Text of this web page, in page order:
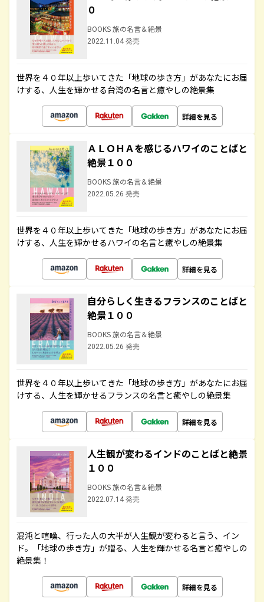
０
BOOKS 旅の名言＆絶景
2022.11.04 発売
世界を４０年以上歩いてきた「地球の歩き方」があなたにお届
けする、人生を輝かせる台湾の名言と癒やしの絶景集
詳細を見る
ＡＬＯＨＡを感じるハワイのことばと
絶景１００
BOOKS 旅の名言＆絶景
2022.05.26 発売
世界を４０年以上歩いてきた「地球の歩き方」があなたにお届
けする、人生を輝かせるハワイの名言と癒やしの絶景集
詳細を見る
自分らしく生きるフランスのことばと
絶景１００
BOOKS 旅の名言＆絶景
2022.05.26 発売
世界を４０年以上歩いてきた「地球の歩き方」があなたにお届
けする、人生を輝かせるフランスの名言と癒やしの絶景集
詳細を見る
人生観が変わるインドのことばと絶景
１００
BOOKS 旅の名言＆絶景
2022.07.14 発売
混沌と喧噪、行った人の大半が人生観が変わると言う、イン
ド。「地球の歩き方」が贈る、人生を輝かせる名言と癒やしの
絶景集！
詳細を見る